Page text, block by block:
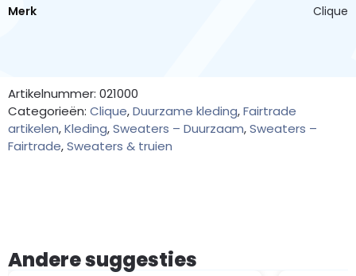
Merk Clique
Artikelnummer: 021000
Categorieën: Clique,Duurzame kleding,Fairtrade
artikelen,Kleding,Sweaters – Duurzaam,Sweaters –
Fairtrade,Sweaters & truien
Andere suggesties